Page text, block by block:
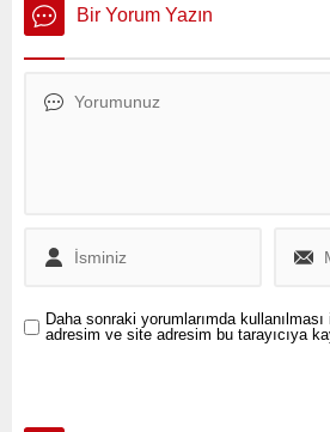
(MHP) Genel Başkan
Yardımcısı Semih Yalçın,
İstanbul Büyükşehir
Ekrem İmamoğlu’nun
Bir Yorum Yazın
Daha sonraki yorumlarımda
adresim ve site adresim bu tarayıcıya